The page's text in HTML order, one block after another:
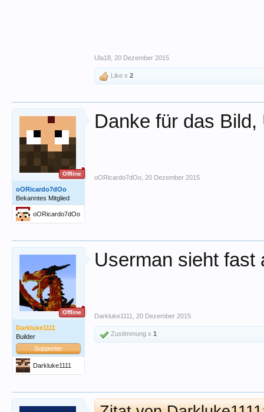
Ula18 20 Dezember 2015
Like x 2
Offline
oORicardo7dOo
Bekanntes Mitglied
oORicardo7dOo
Danke für das
oORicardo7dOo 20 Dezember 2015
Offline
Darkluke1111
Builder
Supporter
Darkluke1111
Userman sieht fast
Darkluke1111 20 Dezember 2015
Zustimmung x 1